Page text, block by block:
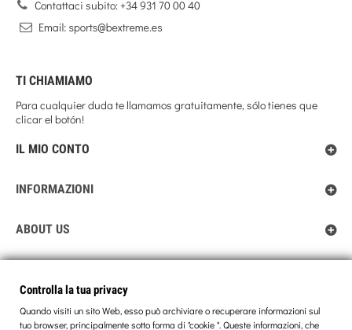
Contattaci subito:+34 931 70 00 40
TI CHIAMIAMO
Para cualquier duda te llamamos gratuitamente, sólo tienes que
clicar el botón!
IL MIO CONTO
INFORMAZIONI
ABOUT US
Controlla la tua privacy
Controlla la tua privacy
Quando visiti un sito Web, esso può archiviare o recuperare informazioni sul
tuo browser, principalmente sotto forma di "cookie ". Queste informazioni, che